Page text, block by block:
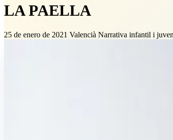
LA PAELLA
25 de enero de 2021 Valencià Narrativa infantil i